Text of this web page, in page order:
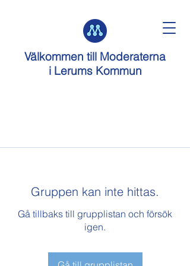
Välkommen till Moderaterna
i Lerums Kommun
Gruppen kan inte hittas.
Gå tillbaks till grupplistan och försök
igen.